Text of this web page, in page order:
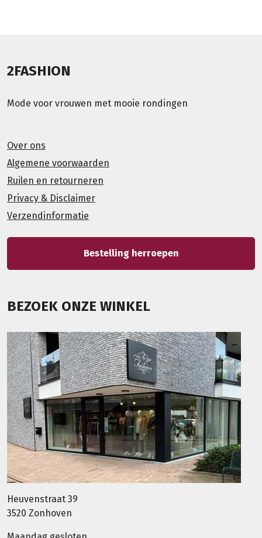
2FASHION
Mode voor vrouwen met mooie rondingen
Over ons
Algemene voorwaarden
Ruilen en retourneren
Privacy & Disclaimer
Verzendinformatie
Bestelling herroepen
BEZOEK ONZE WINKEL
Heuvenstraat 39
3520 Zonhoven